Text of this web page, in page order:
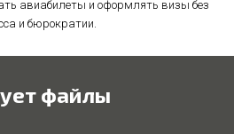
авиабилеты и оформлять визы без
и бюрократии.
файлов cookie
файлы